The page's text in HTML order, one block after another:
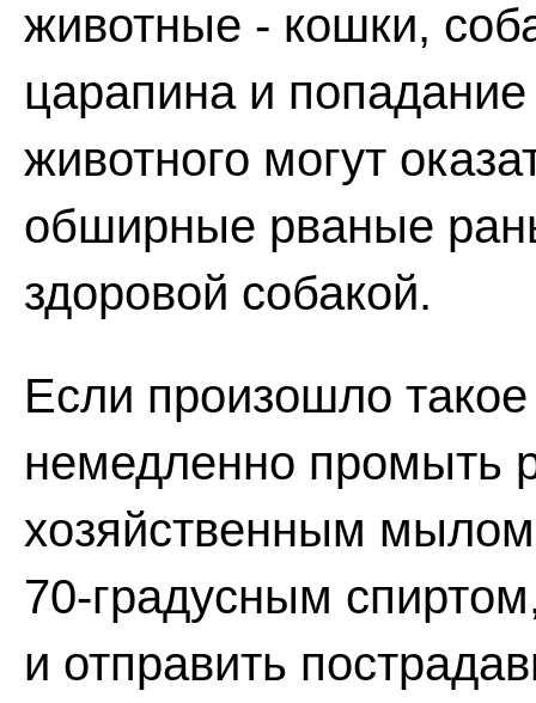
животные - кошки,
царапина и
животного могут
обширные рваные
здоровой собакой.
Если произошло
немедленно промыть
хозяйственным
70-градусным
и отправить